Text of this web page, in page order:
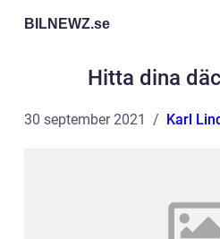
BILNEWZ.se
Hitta dina
30 september 2021 Karl